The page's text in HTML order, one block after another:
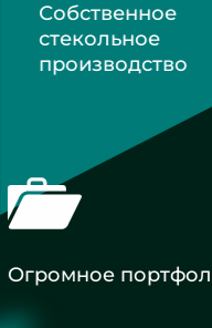
Собственное
стекольное
производство
Огромное